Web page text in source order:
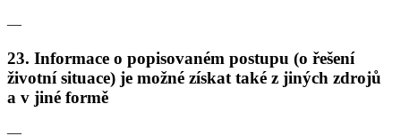
—
23. Informace o popisovaném postupu (o řešení
životní situace) je možné získat také z jiných zdrojů
a v jiné formě
—